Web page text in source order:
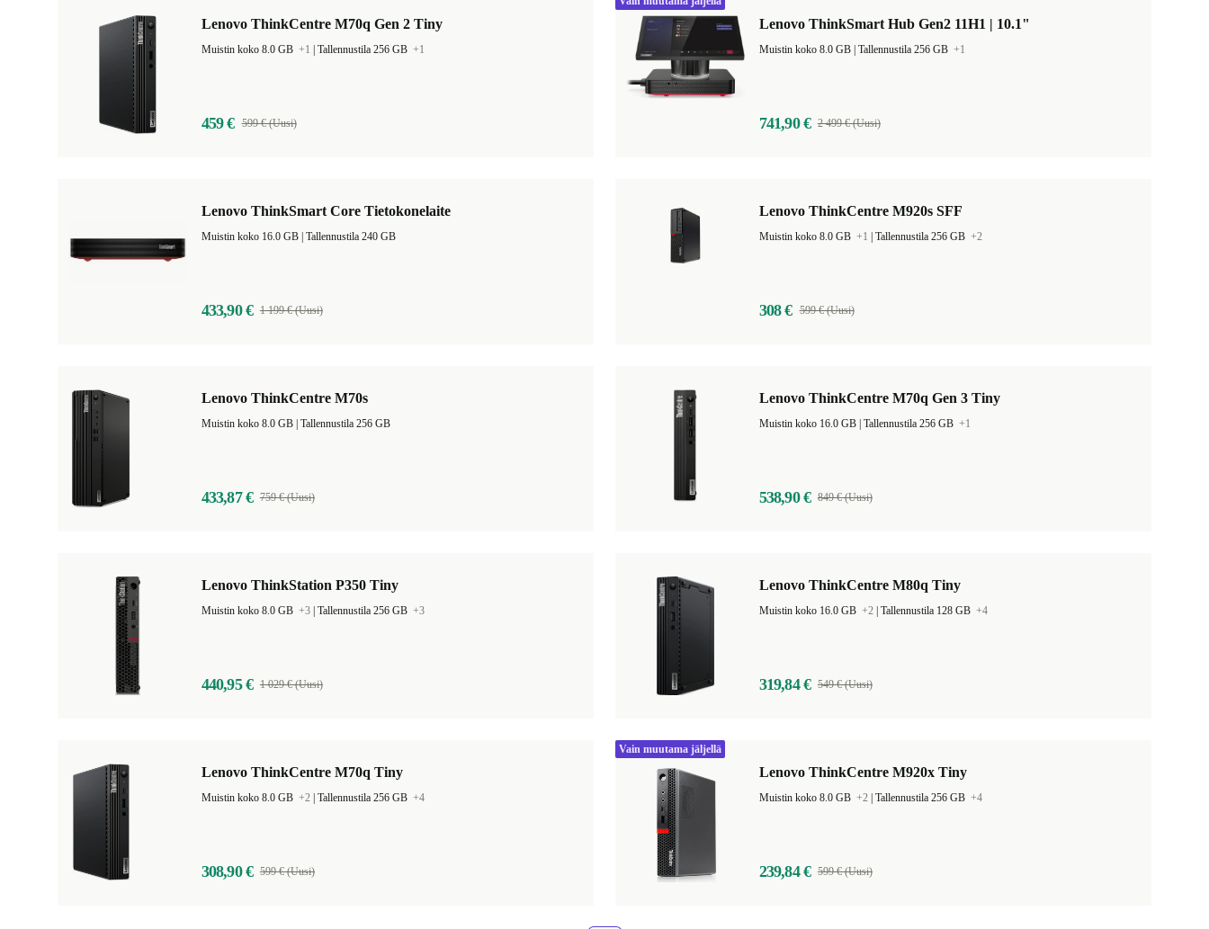
Lenovo ThinkCentre M70q Gen 2 Tiny
Muistin koko 8.0 GB +1 Tallennustila 256 GB +1
459 € 599 € (Uusi)
Lenovo ThinkSmart Hub Gen2 11H1 | 10.1"
Tallennustila 256 GB +1
741,90 € 2 499 € (Uusi)
Lenovo ThinkSmart Core Tietokonelaite
Tallennustila 240 GB
433,90 € 1 199 € (Uusi)
Lenovo ThinkCentre M920s SFF
Muistin koko 8.0 GB +1 Tallennustila 256 GB +2
308 € 599 € (Uusi)
Lenovo ThinkCentre M70s
Tallennustila 256 GB
433,87 € 759 € (Uusi)
Lenovo ThinkCentre M70q Gen 3 Tiny
Tallennustila 256 GB +1
538,90 € 849 € (Uusi)
Lenovo ThinkStation P350 Tiny
Muistin koko 8.0 GB +3 Tallennustila 256 GB +3
440,95 € 1 029 € (Uusi)
Lenovo ThinkCentre M80q Tiny
Muistin koko 16.0 GB +2 Tallennustila 128 GB +4
319,84 € 549 € (Uusi)
Lenovo ThinkCentre M70q Tiny
Muistin koko 8.0 GB +2 Tallennustila 256 GB +4
308,90 € 599 € (Uusi)
Lenovo ThinkCentre M920x Tiny
Muistin koko 8.0 GB +2 Tallennustila 256 GB +4
239,84 € 599 € (Uusi)
Vain muutama jäljellä